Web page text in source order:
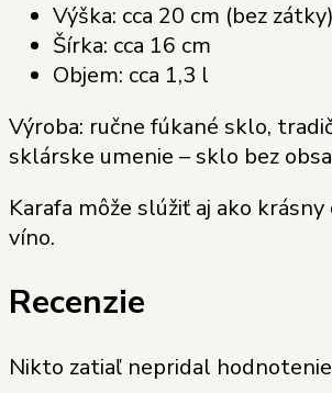
Výška: cca 20 cm (bez zátky)
Šírka: cca 16 cm
Objem: cca 1,3 l
Výroba: ručne fúkané sklo,
sklárske umenie – sklo bez
Karafa môže slúžiť aj ako
víno.
Recenzie
Nikto zatiaľ nepridal